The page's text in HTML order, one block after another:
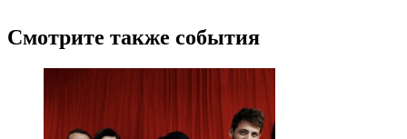
Смотрите также события